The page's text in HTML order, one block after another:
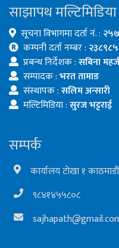
साझापथ मल्टिमिडिया
सूचना विभागमा दर्ता नं. :
कम्पनी दर्ता नम्बर :
प्रबन्ध निर्देशक :सबिना
सम्पादक :भरत तामाङ
संस्थापक :सलिम अन्सारी
मल्टिमिडिया :सुरज भट्टराई
सम्पर्क
कार्यालय टोखा १ काठमाडौं
९८४१४५५८०८